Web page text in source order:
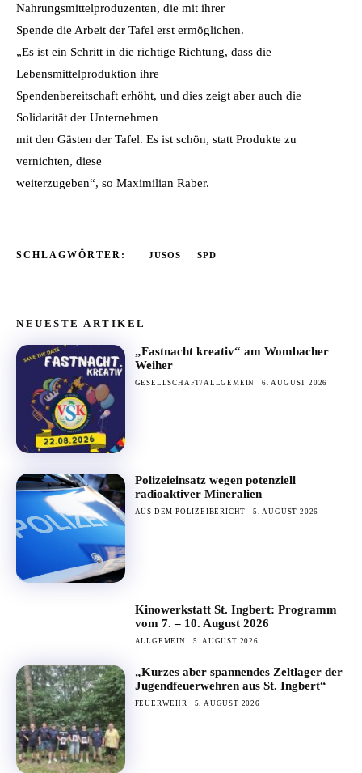
Nahrungsmittelproduzenten, die mit ihrer
Spende die Arbeit der Tafel erst ermöglichen.
„Es ist ein Schritt in die richtige Richtung, dass die
Lebensmittelproduktion ihre
Spendenbereitschaft erhöht, und dies zeigt aber auch die
Solidarität der Unternehmen
mit den Gästen der Tafel. Es ist schön, statt Produkte zu
vernichten, diese
weiterzugeben“, so Maximilian Raber.
SCHLAGWÖRTER: JUSOS SPD
NEUESTE ARTIKEL
„Fastnacht kreativ“ am Wombacher
Weiher
GESELLSCHAFT/ALLGEMEIN 6. AUGUST 2026
Polizeieinsatz wegen potenziell
radioaktiver Mineralien
AUS DEM POLIZEIBERICHT 5. AUGUST 2026
Kinowerkstatt St. Ingbert: Programm
vom 7. – 10. August 2026
ALLGEMEIN 5. AUGUST 2026
„Kurzes aber spannendes Zeltlager der
Jugendfeuerwehren aus St. Ingbert“
FEUERWEHR 5. AUGUST 2026